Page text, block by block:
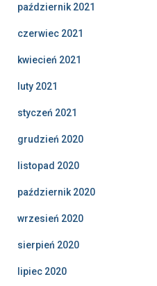
październik 2021
czerwiec 2021
kwiecień 2021
luty 2021
styczeń 2021
grudzień 2020
listopad 2020
październik 2020
wrzesień 2020
sierpień 2020
lipiec 2020